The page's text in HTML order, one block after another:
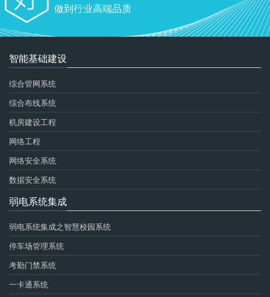
做到行业高端品质
智能基础建设
综合管网系统
综合布线系统
机房建设工程
网络工程
网络安全系统
数据安全系统
弱电系统集成
弱电系统集成之智慧校园系统
停车场管理系统
考勤门禁系统
一卡通系统